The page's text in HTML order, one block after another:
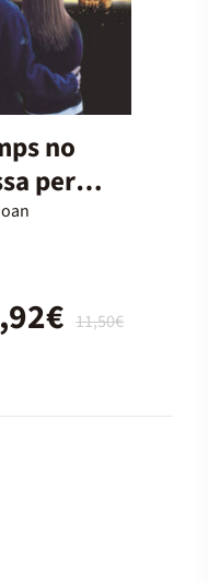
no
per
11,50€